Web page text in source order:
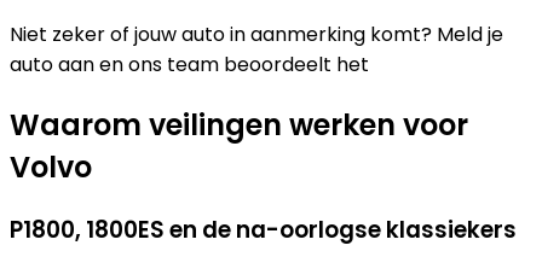
Niet zeker of jouw auto in aanmerking komt? Meld je
auto aan en ons team beoordeelt het
Waarom veilingen werken voor
Volvo
P1800, 1800ES en de na-oorlogse klassiekers